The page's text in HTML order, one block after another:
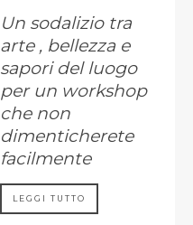
Un sodalizio tra
arte , bellezza e
sapori del luogo
per un workshop
che non
dimenticherete
facilmente
LEGGI TUTTO